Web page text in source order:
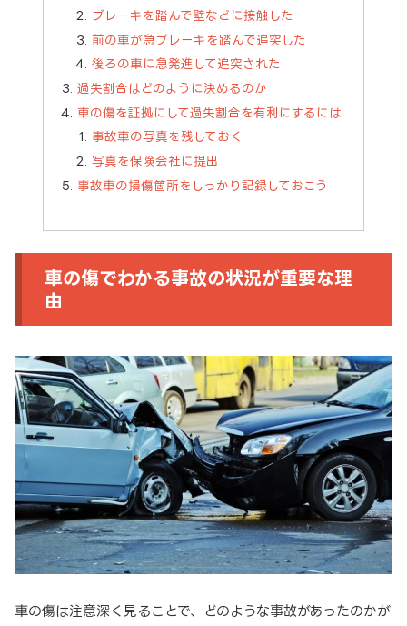
ブレーキを踏んで壁などに接触した
前の車が急ブレーキを踏んで追突した
後ろの車に急発進して追突された
過失割合はどのように決めるのか
車の傷を証拠にして過失割合を有利にするには
事故車の写真を残しておく
写真を保険会社に提出
事故車の損傷箇所をしっかり記録しておこう
車の傷でわかる事故の状況が重要な理
由
車の傷は注意深く見ることで、どのような事故があったのかが